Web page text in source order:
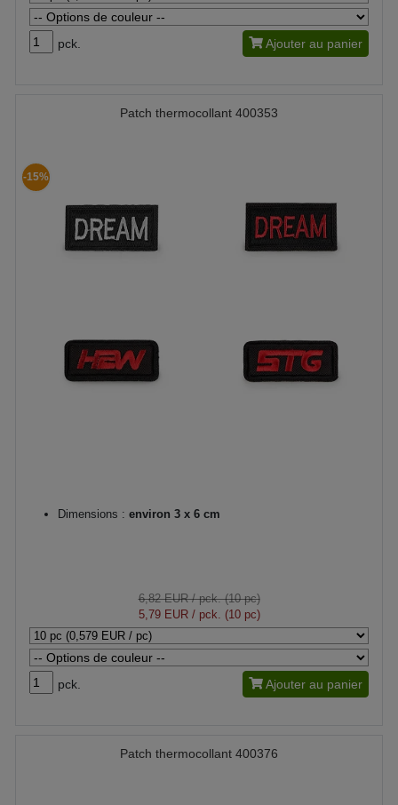
pck. Ajouter au panier
Patch thermocollant 400353
-15%
Dimensions : environ 3 x 6 cm
6,82 EUR/ pck. (10 pc)
5,79 EUR/ pck. (10 pc)
pck. Ajouter au panier
Patch thermocollant 400376